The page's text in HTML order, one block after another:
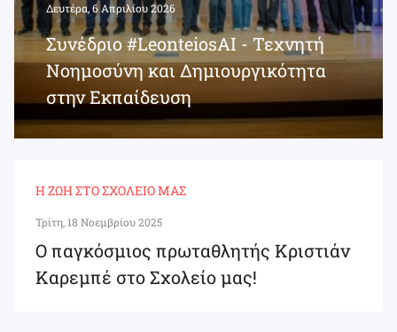
Δευτέρα, 6 Απριλίου 2026
Συνέδριο #LeonteiosAI - Τεχνητή
Νοημοσύνη και Δημιουργικότητα
στην Εκπαίδευση
Η ΖΩΉ ΣΤΟ ΣΧΟΛΕΊΟ ΜΑΣ
Τρίτη, 18 Νοεμβρίου 2025
Ο παγκόσμιος πρωταθλητής Κριστιάν
Καρεμπέ στο Σχολείο μας!